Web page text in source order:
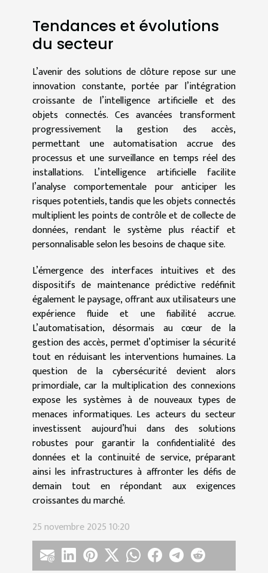
Tendances et évolutions
du secteur
L’avenir des solutions de clôture repose sur une
innovation constante, portée par l’intégration
croissante de l’intelligence artificielle et des
objets connectés. Ces avancées transforment
progressivement la gestion des accès,
permettant une automatisation accrue des
processus et une surveillance en temps réel des
installations. L’intelligence artificielle facilite
l’analyse comportementale pour anticiper les
risques potentiels, tandis que les objets connectés
multiplient les points de contrôle et de collecte de
données, rendant le système plus réactif et
personnalisable selon les besoins de chaque site.
L’émergence des interfaces intuitives et des
dispositifs de maintenance prédictive redéfinit
également le paysage, offrant aux utilisateurs une
expérience fluide et une fiabilité accrue.
L’automatisation, désormais au cœur de la
gestion des accès, permet d’optimiser la sécurité
tout en réduisant les interventions humaines. La
question de la cybersécurité devient alors
primordiale, car la multiplication des connexions
expose les systèmes à de nouveaux types de
menaces informatiques. Les acteurs du secteur
investissent aujourd’hui dans des solutions
robustes pour garantir la confidentialité des
données et la continuité de service, préparant
ainsi les infrastructures à affronter les défis de
demain tout en répondant aux exigences
croissantes du marché.
25 novembre 2025 10:20